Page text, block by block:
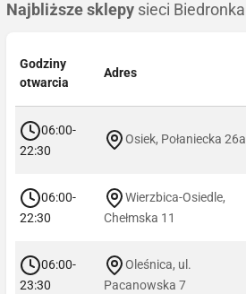
Najbliższe sklepy sieci Biedronka
Godziny
otwarcia
Adres
06:00-
22:30
Osiek, Połaniecka 26a
06:00-
22:30
Wierzbica-Osiedle,
Chełmska 11
06:00-
23:30
Oleśnica, ul.
Pacanowska 7